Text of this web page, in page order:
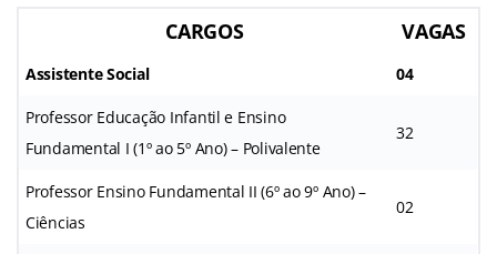
CARGOS VAGAS
Assistente Social 04
Professor Educação Infantil e Ensino
Fundamental I (1º ao 5º Ano) – Polivalente
32
Professor Ensino Fundamental II (6º ao 9º Ano) –
Ciências
02